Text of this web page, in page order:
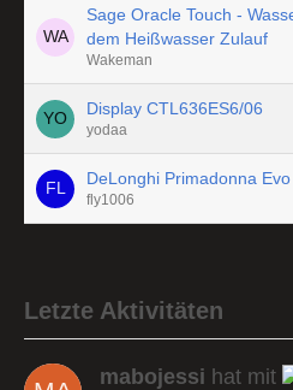
Sage Oracle Touch -
dem Heißwasser Zulauf
Wakeman
Display CTL636ES6/06
yodaa
DeLonghi Primadonna
fly1006
Letzte Aktivitäten
mabojessi hat mit